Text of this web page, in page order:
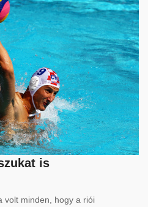
is
volt minden, hogy a riói